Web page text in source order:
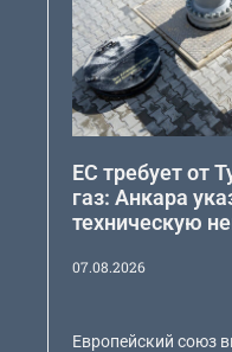
ЕС требует от
газ: Анкара
техническую
07.08.2026
Европейский союз